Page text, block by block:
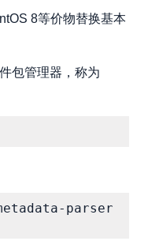
8等价物替换基本
包管理器，称为
parser